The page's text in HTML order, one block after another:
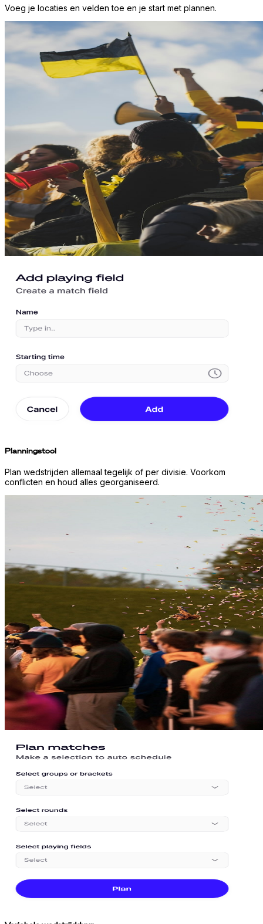
Voeg je locaties en velden toe en je start met plannen.
Planningstool
Plan wedstrijden allemaal tegelijk of per divisie. Voorkom
conflicten en houd alles georganiseerd.